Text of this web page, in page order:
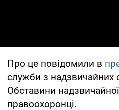
Про це повідомили в
служби з надзвичайних
Обставини
правоохоронці.